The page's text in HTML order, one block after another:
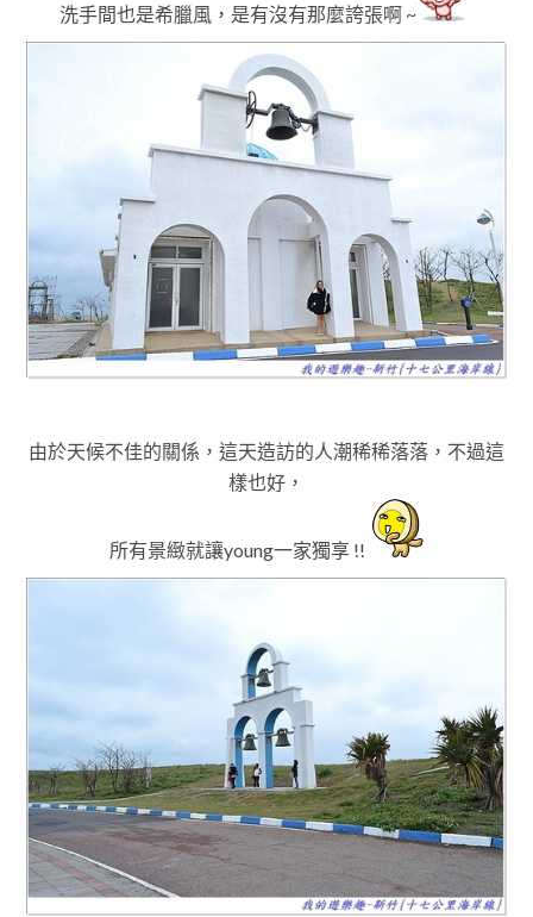
洗手間也是希臘風，是有沒有那麼誇張啊 ~
由於天候不佳的關係 ，這天造訪的人潮稀稀落落 ，不過這
樣也好 ，
所有景緻就讓young一家獨享 !!